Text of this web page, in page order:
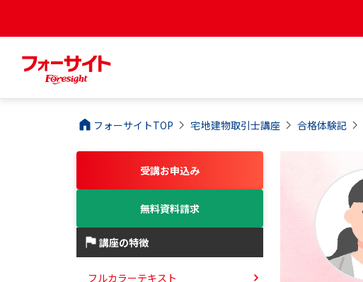
フォーサイトTOP 宅地建物取引士講座 合格体験記
受講お申込み
無料資料請求
講座の特徴
フルカラーテキスト